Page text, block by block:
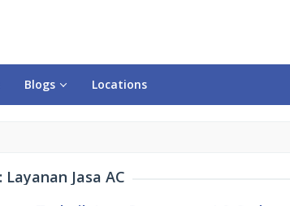
Blogs Locations
Layanan Jasa AC